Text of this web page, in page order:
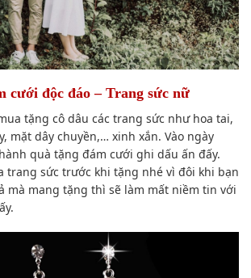
cưới độc đáo – Trang sức nữ
tặng cô dâu các trang sức như hoa tai,
mặt dây chuyền,… xinh xắn. Vào ngày
quà tặng đám cưới ghi dấu ấn đấy.
trang sức trước khi tặng nhé vì đôi khi bạn
mà mang tặng thì sẽ làm mất niềm tin với